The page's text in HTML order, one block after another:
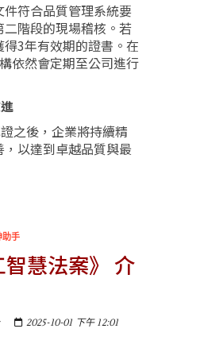
符合品質管理系統要
階段的現場稽核。若
3年有效期的證書。在
依然會定期至公司進行
之後，企業將持續精
以達到卓越品質與最
助手
慧法案》 介
2025-10-01 下午 12:01